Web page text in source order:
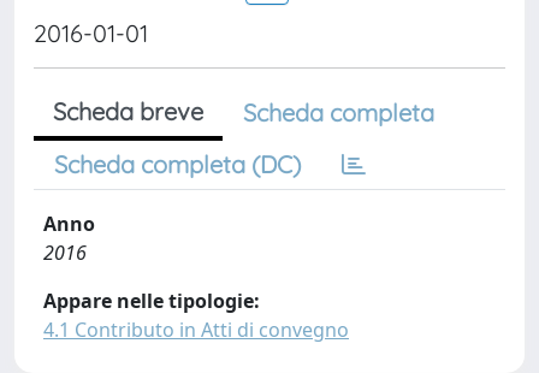
2016-01-01
Scheda breve
Scheda completa
Scheda completa (DC)
Anno
2016
Appare nelle tipologie:
4.1 Contributo in Atti di convegno